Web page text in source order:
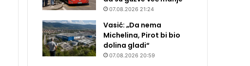
07.08.2026 21:24
Vasić: „Da nema
Michelina, Pirot bi bio
dolina gladi“
07.08.2026 20:59